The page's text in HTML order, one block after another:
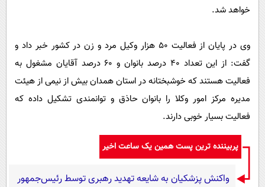
خواهد شد.
وی در پایان از فعالیت ۵۰ هزار وکیل مرد و زن در کشور خبر داد و
گفت: از این تعداد ۴۰ درصد بانوان و ۶۰ درصد آقایان مشغول به
فعالیت هستند که خوشبختانه در استان همدان بیش از نیمی از هیئت
مدیره مرکز امور وکلا را بانوان حاذق و توانمندی تشکیل داده که
فعالیت بسیار خوبی دارند.
پربیننده ترین پست همین یک ساعت اخیر
واکنش پزشکیان به شایعه تهدید رهبری توسط رئیس‌جمهور